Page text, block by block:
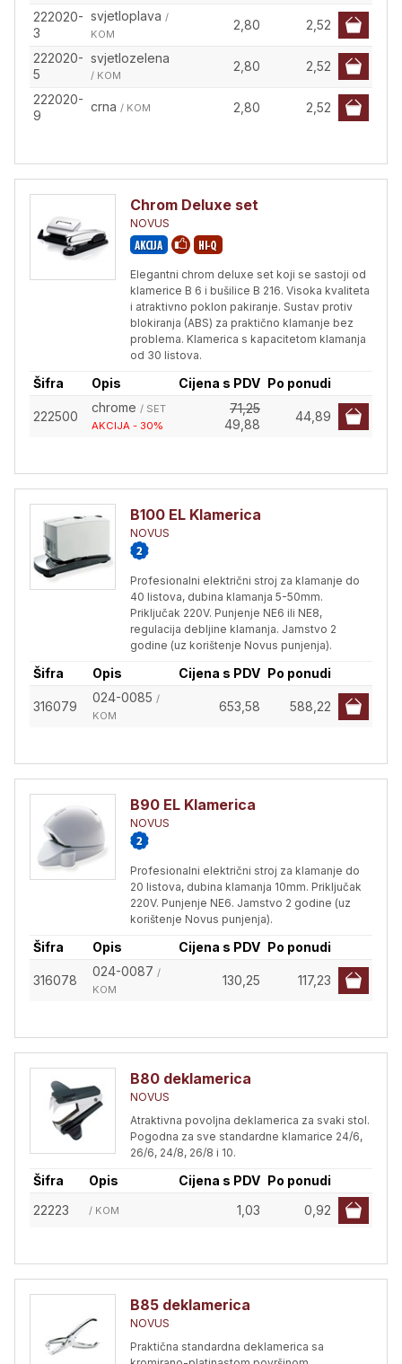
222020-
3
svjetloplava /
KOM
2,80 2,52
222020-
5
svjetlozelena
/ KOM
2,80 2,52
222020-
9
crna / KOM 2,80 2,52
Chrom Deluxe set
NOVUS
Elegantni chrom deluxe set koji se sastoji od
klamerice B 6 i bušilice B 216. Visoka kvaliteta
i atraktivno poklon pakiranje. Sustav protiv
blokiranja (ABS) za praktično klamanje bez
problema. Klamerica s kapacitetom klamanja
od 30 listova.
Šifra Opis Cijena s PDV Po ponudi
222500
chrome / SET
AKCIJA - 30%
71,25
49,88
44,89
B100 EL Klamerica
NOVUS
Profesionalni električni stroj za klamanje do
40 listova, dubina klamanja 5-50mm.
Priključak 220V. Punjenje NE6 ili NE8,
regulacija debljine klamanja. Jamstvo 2
godine (uz korištenje Novus punjenja).
Šifra Opis Cijena s PDV Po ponudi
316079
024-0085 /
KOM
653,58 588,22
B90 EL Klamerica
NOVUS
Profesionalni električni stroj za klamanje do
20 listova, dubina klamanja 10mm. Priključak
220V. Punjenje NE6. Jamstvo 2 godine (uz
korištenje Novus punjenja).
Šifra Opis Cijena s PDV Po ponudi
316078
024-0087 /
KOM
130,25 117,23
B80 deklamerica
NOVUS
Atraktivna povoljna deklamerica za svaki stol.
Pogodna za sve standardne klamarice 24/6,
26/6, 24/8, 26/8 i 10.
Šifra Opis Cijena s PDV Po ponudi
22223
/ KOM 1,03 0,92
B85 deklamerica
NOVUS
Praktična standardna deklamerica sa